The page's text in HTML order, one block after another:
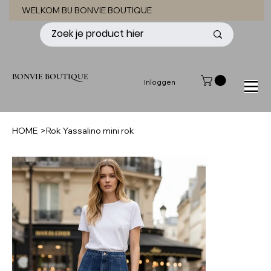
WELKOM BIJ BONVIE BOUTIQUE
BONVIE BOUTIQUE
Inloggen
HOME >Rok Yassalino mini rok